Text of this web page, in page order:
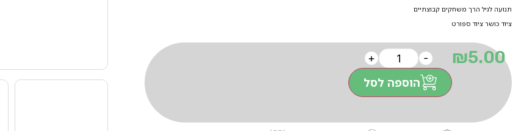
תנועה לגיל הרך משחקים קבוצתיים
ציוד כושר ציוד ספורט
₪5.00
-
+
הוספה לסל